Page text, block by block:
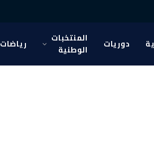
دوريات
المنتخبات
الوطنية
رياضات